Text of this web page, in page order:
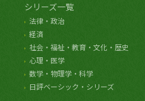
シリーズ一覧
法律・政治
経済
社会・福祉・教育・文化・歴史
心理・医学
数学・物理学・科学
日評ベーシック・シリーズ